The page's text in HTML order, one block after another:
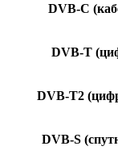
DVB-C
DVB-T
DVB-T2
DVB-S